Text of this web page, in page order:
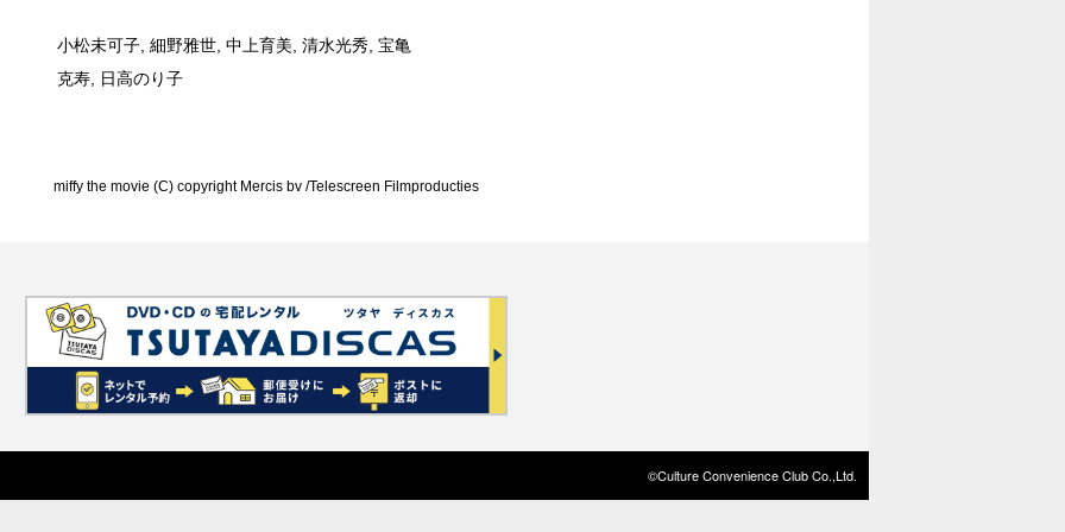
小松未可子, 細野雅世, 中上育美, 清水光秀, 宝亀
克寿, 日高のり子
miffy the movie (C) copyright Mercis bv /Telescreen Filmproducties
©Culture Convenience Club Co.,Ltd.